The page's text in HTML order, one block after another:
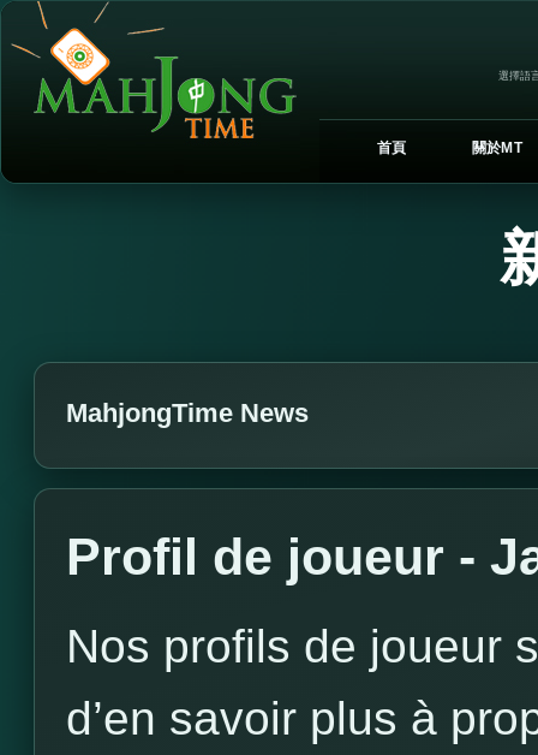
選擇語
首頁 關於MT
MahjongTime News
Profil de joueur -
Nos profils de joueur
d’en savoir plus à